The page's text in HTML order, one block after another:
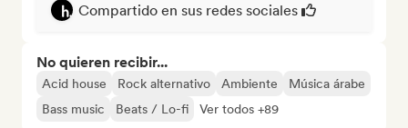
Compartido en sus redes sociales
No quieren recibir...
Acid house Rock alternativo Ambiente
Música árabe
Bass music
Beats / Lo-fi Ver todos +89